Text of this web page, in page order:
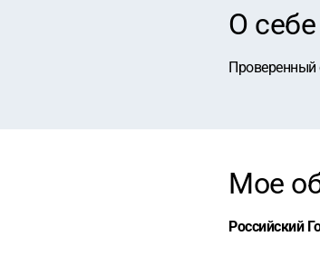
О себе
Проверенный
Мое
Российский